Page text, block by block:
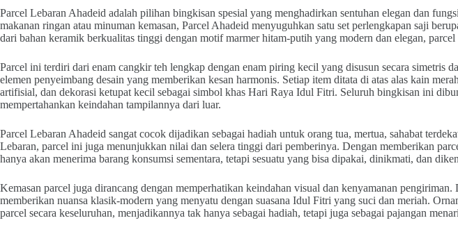
Parcel Lebaran Ahadeid adalah pilihan bingkisan spesial yang menghadirkan sentuhan elegan dan
makanan ringan atau minuman kemasan, Parcel Ahadeid menyuguhkan satu set perlengkapan saji
dari bahan keramik berkualitas tinggi dengan motif marmer hitam-putih yang modern dan elegan,
Parcel ini terdiri dari enam cangkir teh lengkap dengan enam piring kecil yang disusun secara simetris
elemen penyeimbang desain yang memberikan kesan harmonis. Setiap item ditata di atas alas kain
artifisial, dan dekorasi ketupat kecil sebagai simbol khas Hari Raya Idul Fitri. Seluruh bingkisan ini
mempertahankan keindahan tampilannya dari luar.
Parcel Lebaran Ahadeid sangat cocok dijadikan sebagai hadiah untuk orang tua, mertua, sahabat
Lebaran, parcel ini juga menunjukkan nilai dan selera tinggi dari pemberinya. Dengan memberikan
hanya akan menerima barang konsumsi sementara, tetapi sesuatu yang bisa dipakai, dinikmati, dan
Kemasan parcel juga dirancang dengan memperhatikan keindahan visual dan kenyamanan
memberikan nuansa klasik-modern yang menyatu dengan suasana Idul Fitri yang suci dan meriah.
parcel secara keseluruhan, menjadikannya tak hanya sebagai hadiah, tetapi juga sebagai pajangan